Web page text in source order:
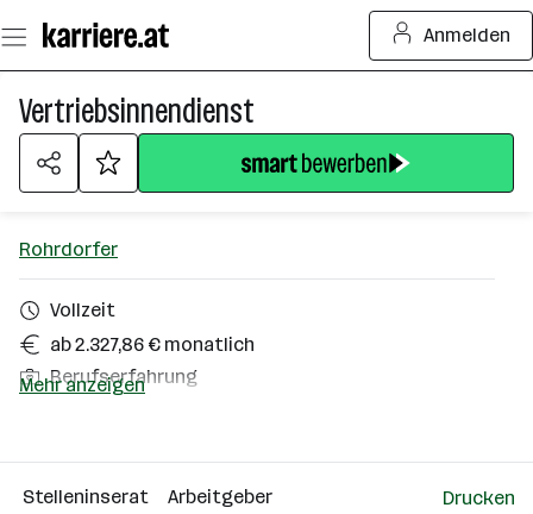
Seiteninhalt
springen
Anmelden
Vertriebsinnendienst
Rohrdorfer
Vollzeit
ab 2.327,86 € monatlich
Berufserfahrung
Über das Unternehmen
Mehr anzeigen
Stelleninserat Arbeitgeber Drucken